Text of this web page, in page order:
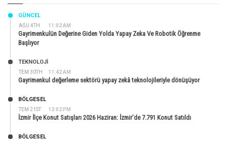
AĞU 4TH 11:02 AM
GÜNCEL
Gayrimenkulün Değerine Giden Yolda Yapay Zeka Ve Robotik Öğrenme
Başlıyor
TEM 30TH 11:42 AM
TEKNOLOJİ
Gayrimenkul değerleme sektörü yapay zekâ teknolojileriyle dönüşüyor
TEM 21ST 12:02 PM
BÖLGESEL
İzmir İlçe Konut Satışları 2026 Haziran: İzmir’de 7.791 Konut Satıldı
BÖLGESEL